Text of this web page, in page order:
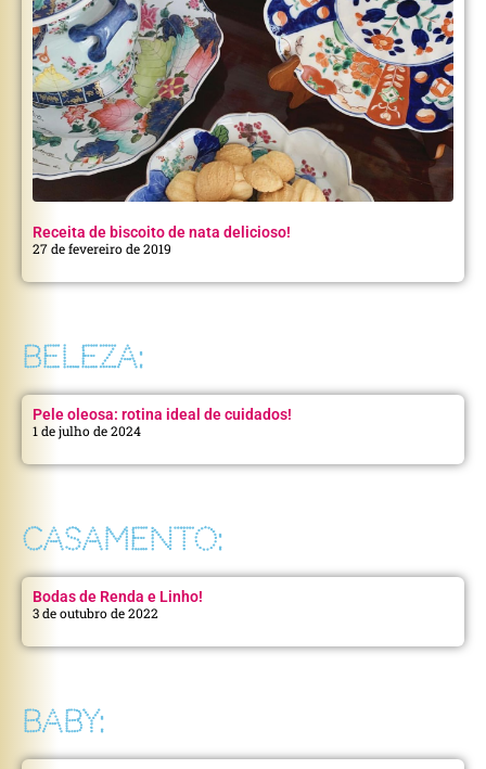
Receita de biscoito de nata delicioso!
27 de fevereiro de 2019
BELEZA:
Pele oleosa: rotina ideal de cuidados!
1 de julho de 2024
CASAMENTO:
Bodas de Renda e Linho!
3 de outubro de 2022
BABY: